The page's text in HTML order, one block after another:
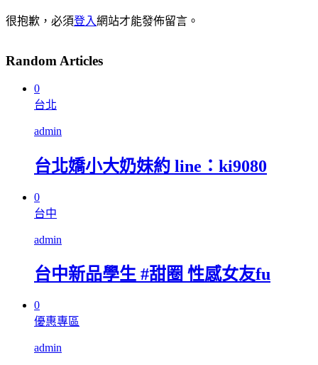
很抱歉，必須登入網站才能發佈留言。
Random Articles
0
台北
admin
台北嬌小大奶妹約 line：ki9080
0
台中
admin
台中新品學生 #甜圈 性感女友fu
0
優惠專區
admin